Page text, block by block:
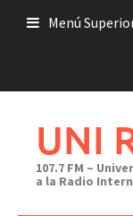
Menú
UNI
107.7 FM –
a la Radio